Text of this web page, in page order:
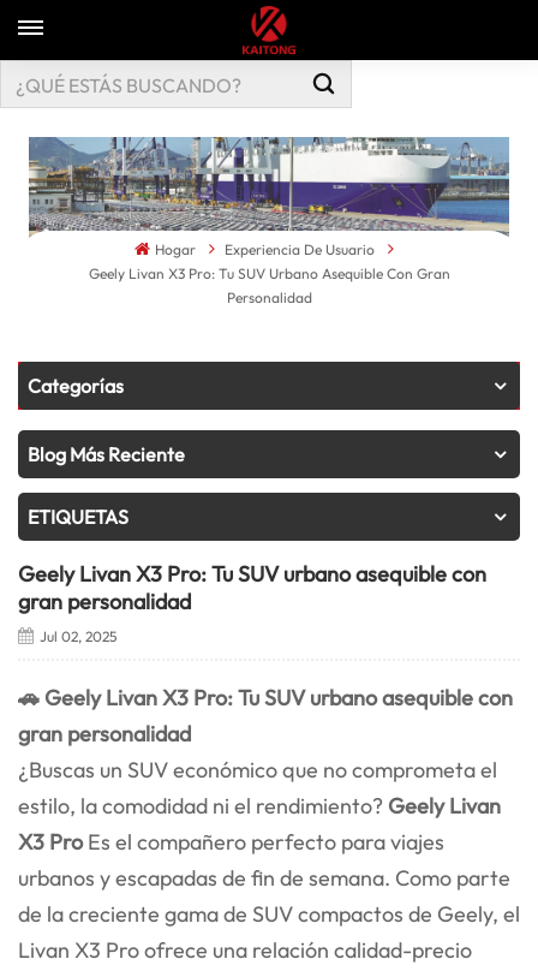
Hogar
Experiencia De Usuario
Geely Livan X3 Pro: Tu SUV Urbano Asequible Con Gran
Personalidad
Categorías
Blog Más Reciente
ETIQUETAS
Geely Livan X3 Pro: Tu SUV urbano asequible con
gran personalidad
Jul 02, 2025
🚗 Geely Livan X3 Pro: Tu SUV urbano asequible con
gran personalidad
¿Buscas un SUV económico que no comprometa el
estilo, la comodidad ni el rendimiento? Geely Livan
X3 ProEs el compañero perfecto para viajes
urbanos y escapadas de fin de semana. Como parte
de la creciente gama de SUV compactos de Geely, el
Livan X3 Pro ofrece una relación calidad-precio